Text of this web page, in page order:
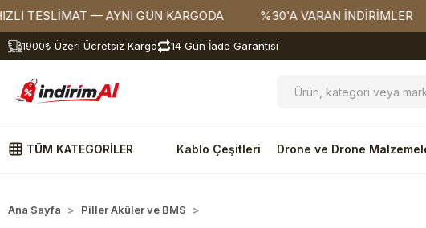
— AYNI GÜN KARGODA %30'A VARAN İNDİRİMLER
1900₺ Üzeri Ücretsiz Kargo 14 Gün İade Garantisi
TÜM KATEGORİLER Kablo Çeşitleri Drone ve Drone
Ana Sayfa Piller Aküler ve BMS